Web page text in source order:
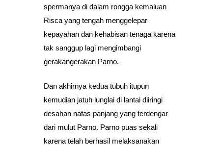
spermanya di dalam rongga kemaluan
Risca yang tengah menggelepar
kepayahan dan kehabisan tenaga karena
tak sanggup lagi mengimbangi
gerakangerakan Parno.
Dan akhirnya kedua tubuh itupun
kemudian jatuh lunglai di lantai diiringi
desahan nafas panjang yang terdengar
dari mulut Parno. Parno puas sekali
karena telah berhasil melaksanakan